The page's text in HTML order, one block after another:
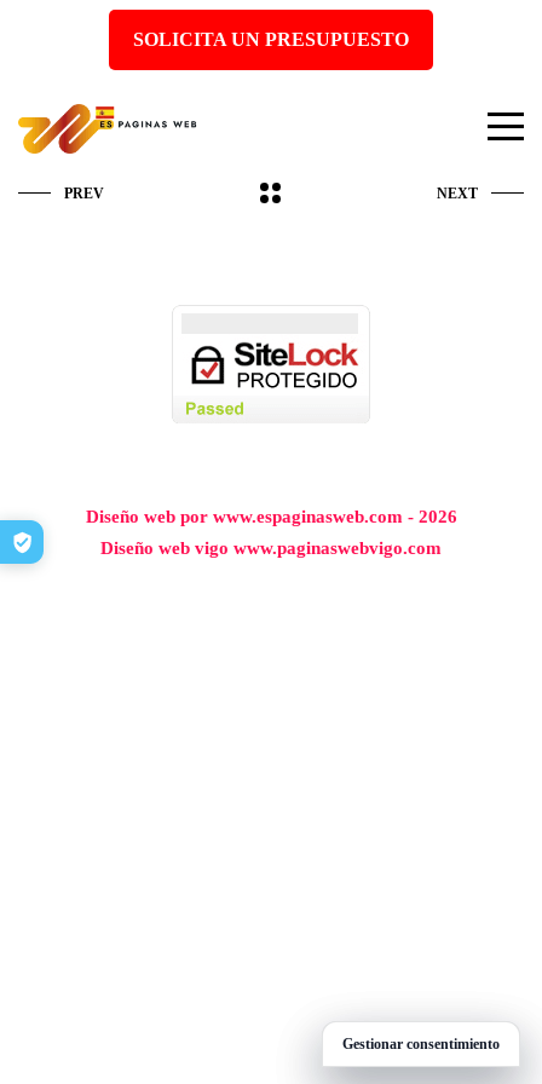
SOLICITA UN PRESUPUESTO
PREV NEXT
Diseño web por www.espaginasweb.com - 2026
Diseño web vigo www.paginaswebvigo.com
Gestionar consentimiento
Gestionar consentimiento